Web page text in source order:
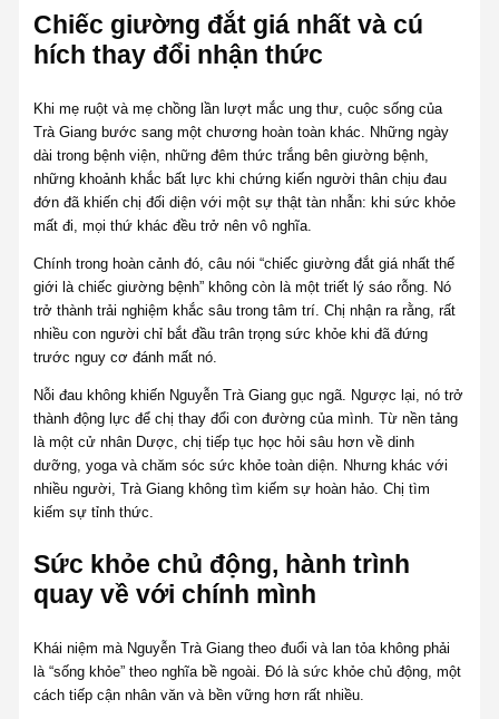
Chiếc giường đắt giá nhất và cú
hích thay đổi nhận thức
Khi mẹ ruột và mẹ chồng lần lượt mắc ung thư, cuộc sống của
Trà Giang bước sang một chương hoàn toàn khác. Những ngày
dài trong bệnh viện, những đêm thức trắng bên giường bệnh,
những khoảnh khắc bất lực khi chứng kiến người thân chịu đau
đớn đã khiến chị đối diện với một sự thật tàn nhẫn: khi sức khỏe
mất đi, mọi thứ khác đều trở nên vô nghĩa.
Chính trong hoàn cảnh đó, câu nói “chiếc giường đắt giá nhất thế
giới là chiếc giường bệnh” không còn là một triết lý sáo rỗng. Nó
trở thành trải nghiệm khắc sâu trong tâm trí. Chị nhận ra rằng, rất
nhiều con người chỉ bắt đầu trân trọng sức khỏe khi đã đứng
trước nguy cơ đánh mất nó.
Nỗi đau không khiến Nguyễn Trà Giang gục ngã. Ngược lại, nó trở
thành động lực để chị thay đổi con đường của mình. Từ nền tảng
là một cử nhân Dược, chị tiếp tục học hỏi sâu hơn về dinh
dưỡng, yoga và chăm sóc sức khỏe toàn diện. Nhưng khác với
nhiều người, Trà Giang không tìm kiếm sự hoàn hảo. Chị tìm
kiếm sự tỉnh thức.
Sức khỏe chủ động, hành trình
quay về với chính mình
Khái niệm mà Nguyễn Trà Giang theo đuổi và lan tỏa không phải
là “sống khỏe” theo nghĩa bề ngoài. Đó là sức khỏe chủ động, một
cách tiếp cận nhân văn và bền vững hơn rất nhiều.